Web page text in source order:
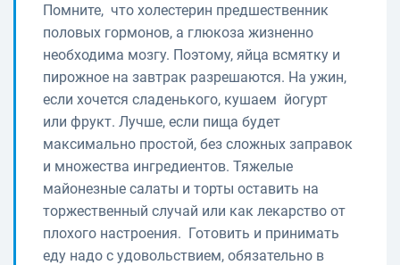
Помните, что холестерин предшественник
половых гормонов, а глюкоза жизненно
необходима мозгу. Поэтому, яйца всмятку и
пирожное на завтрак разрешаются. На ужин,
если хочется сладенького, кушаем йогурт
или фрукт. Лучше, если пища будет
максимально простой, без сложных заправок
и множества ингредиентов. Тяжелые
майонезные салаты и торты оставить на
торжественный случай или как лекарство от
плохого настроения. Готовить и принимать
еду надо с удовольствием, обязательно в